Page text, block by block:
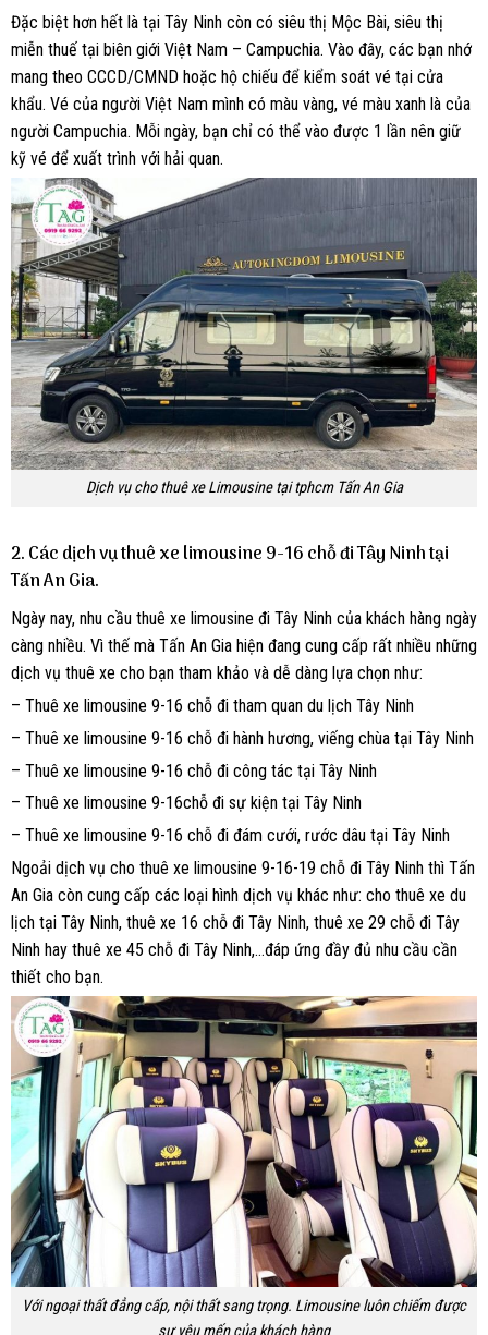
Đặc biệt hơn hết là tại Tây Ninh còn có siêu thị Mộc Bài, siêu thị
miễn thuế tại biên giới Việt Nam – Campuchia. Vào đây, các bạn nhớ
mang theo CCCD/CMND hoặc hộ chiếu để kiểm soát vé tại cửa
khẩu. Vé của người Việt Nam mình có màu vàng, vé màu xanh là của
người Campuchia. Mỗi ngày, bạn chỉ có thể vào được 1 lần nên giữ
kỹ vé để xuất trình với hải quan.
Dịch vụ cho thuê xe Limousine tại tphcm Tấn An Gia
2. Các dịch vụ thuê xe limousine 9-16 chỗ đi Tây Ninh tại
Tấn An Gia.
Ngày nay, nhu cầu thuê xe limousine đi Tây Ninh của khách hàng ngày
càng nhiều. Vì thế mà Tấn An Gia hiện đang cung cấp rất nhiều những
dịch vụ thuê xe cho bạn tham khảo và dễ dàng lựa chọn như:
– Thuê xe limousine 9-16 chỗ đi tham quan du lịch Tây Ninh
– Thuê xe limousine 9-16 chỗ đi hành hương, viếng chùa tại Tây Ninh
– Thuê xe limousine 9-16 chỗ đi công tác tại Tây Ninh
– Thuê xe limousine 9-16chỗ đi sự kiện tại Tây Ninh
– Thuê xe limousine 9-16 chỗ đi đám cưới, rước dâu tại Tây Ninh
Ngoải dịch vụ cho thuê xe limousine 9-16-19 chỗ đi Tây Ninh thì Tấn
An Gia còn cung cấp các loại hình dịch vụ khác như: cho thuê xe du
lịch tại Tây Ninh, thuê xe 16 chỗ đi Tây Ninh, thuê xe 29 chỗ đi Tây
Ninh hay thuê xe 45 chỗ đi Tây Ninh,…đáp ứng đầy đủ nhu cầu cần
thiết cho bạn.
Với ngoại thất đẳng cấp, nội thất sang trọng. Limousine luôn chiếm được
sự yêu mến của khách hàng